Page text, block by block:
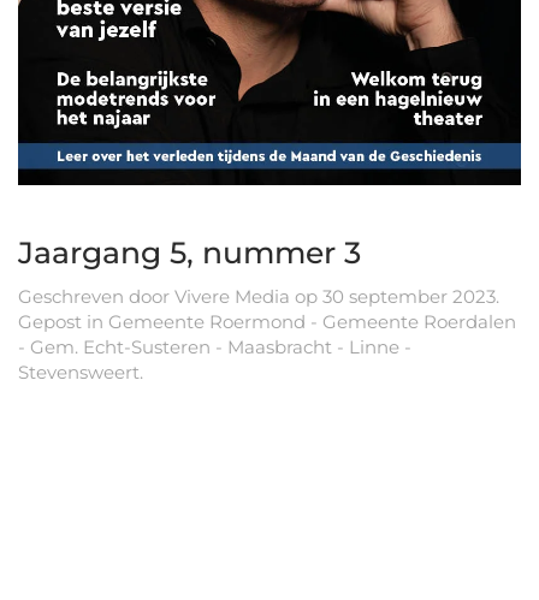
Jaargang 5, nummer 3
Geschreven door Vivere Media op 30 september 2023.
Gepost in Gemeente Roermond - Gemeente Roerdalen
- Gem. Echt-Susteren - Maasbracht - Linne -
Stevensweert.